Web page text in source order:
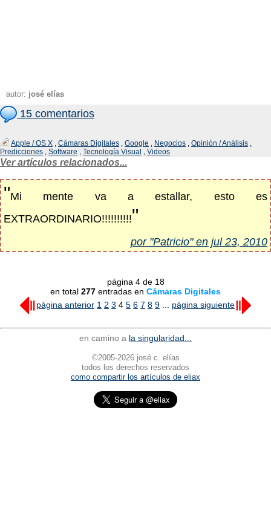
autor: josé elías
15 comentarios
Apple / OS X , Cámaras Digitales , Google , Negocios , Opinión / Análisis ,
Predicciones , Software , Tecnología Visual , Videos
Ver artículos relacionados...
"Mi mente va a estallar, esto es
EXTRAORDINARIO!!!!!!!!!!"
por "Patricio" en jul 23, 2010
página 4 de 18
en total 277 entradas en Cámaras Digitales
página anterior 1 2 3 4 5 6 7 8 9 página siguiente
en camino a la singularidad...
©2005-2026 josé c. elías
todos los derechos reservados
como compartir los artículos de eliax